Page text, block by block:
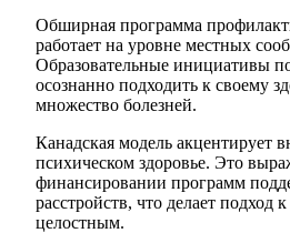
Обширная программа
работает на уровне местных
Образовательные инициативы
осознанно подходить к своему
множество болезней.
Канадская модель акцентирует
психическом здоровье. Это
финансировании программ
расстройств, что делает подход
целостным.